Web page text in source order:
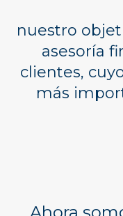
nuestro
asesoría
clientes,
más